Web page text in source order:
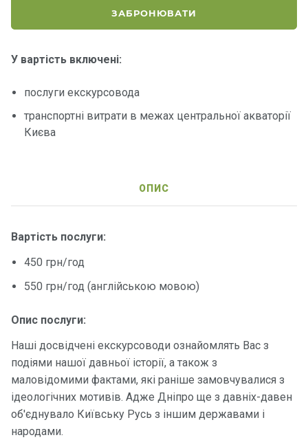
ЗАБРОНЮВАТИ
У вартість включені:
послуги екскурсовода
транспортні витрати в межах центральної акваторії
Києва
ОПИС
Вартість послуги:
450 грн/год
550 грн/год (англійською мовою)
Опис послуги:
Наші досвідчені екскурсоводи ознайомлять Вас з
подіями нашої давньої історії, а також з
маловідомими фактами, які раніше замовчувалися з
ідеологічних мотивів. Адже Дніпро ще з давніх-давен
об'єднувало Київську Русь з іншим державами і
народами.
я
т
р
Про
нас
Програ
відпочи
нку
Подару
нкові
сертифі